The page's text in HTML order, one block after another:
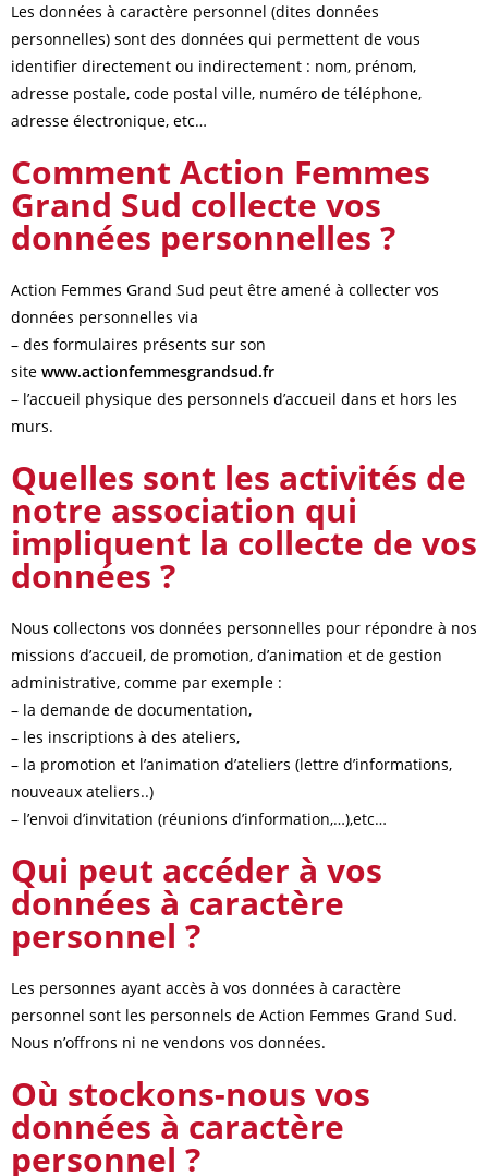
Les données à caractère personnel (dites données
personnelles) sont des données qui permettent de vous
identifier directement ou indirectement : nom, prénom,
adresse postale, code postal ville, numéro de téléphone,
adresse électronique, etc…
Comment Action Femmes
Grand Sud collecte vos
données personnelles ?
Action Femmes Grand Sud peut être amené à collecter vos
données personnelles via
– des formulaires présents sur son
site www.actionfemmesgrandsud.fr
– l’accueil physique des personnels d’accueil dans et hors les
murs.
Quelles sont les activités de
notre association qui
impliquent la collecte de vos
données ?
Nous collectons vos données personnelles pour répondre à nos
missions d’accueil, de promotion, d’animation et de gestion
administrative, comme par exemple :
– la demande de documentation,
– les inscriptions à des ateliers,
– la promotion et l’animation d’ateliers (lettre d’informations,
nouveaux ateliers..)
– l’envoi d’invitation (réunions d’information,…),etc…
Qui peut accéder à vos
données à caractère
personnel ?
Les personnes ayant accès à vos données à caractère
personnel sont les personnels de Action Femmes Grand Sud.
Nous n’offrons ni ne vendons vos données.
Où stockons-nous vos
données à caractère
personnel ?